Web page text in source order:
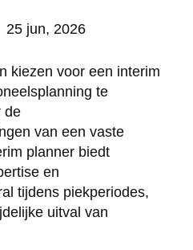
25 jun, 2026
kiezen voor een interim
te
de
van een vaste
planner biedt
en
tijdens piekperiodes,
uitval van